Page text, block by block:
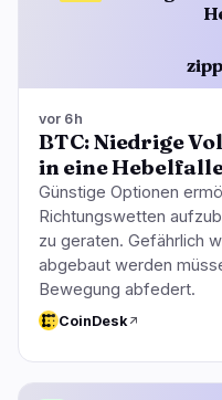
vor 6h
BTC: Niedrige
in eine
Günstige Optionen
Richtungswetten
zu geraten. Gefährlich
abgebaut werden
Bewegung abfedert.
CoinDesk